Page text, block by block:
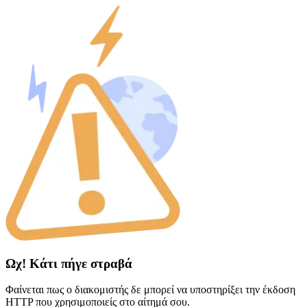
Ωχ! Κάτι πήγε στραβά
Φαίνεται πως ο διακομιστής δε μπορεί να υποστηρίξει την έκδοση
HTTP που χρησιμοποιείς στο αίτημά σου.